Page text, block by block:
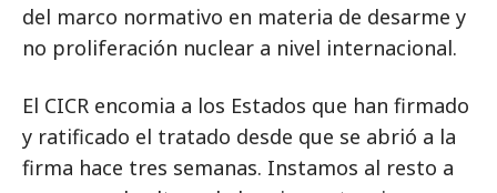
del marco normativo en materia de desarme y
no proliferación nuclear a nivel internacional.
El CICR encomia a los Estados que han firmado
y ratificado el tratado desde que se abrió a la
firma hace tres semanas. Instamos al resto a